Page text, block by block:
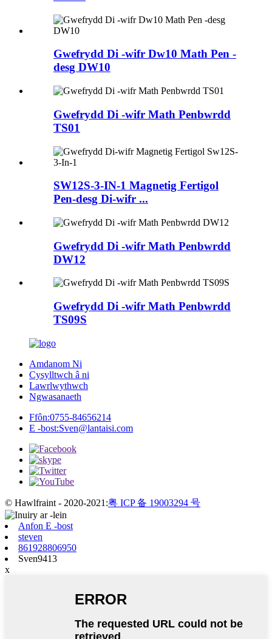
Gwefrydd Di -wifr Dw10 Math Pen -
desg DW10
Gwefrydd Di -wifr Math Penbwrdd
TS01
SW12S-3-IN-1 Magnetig Fertigol
Pen-desg Di-wifr ...
Gwefrydd Di -wifr Math Penbwrdd
DW12
Gwefrydd Di -wifr Math Penbwrdd
TS09S
Amdanom Ni
Cysylltwch â ni
Lawrlwythwch
Ngwasanaeth
Ffôn:0755-84656214
E -bost:Sven@lantaisi.com
© Hawlfraint - 2020-2021:粤 ICP 备 19003294 号
Anfon E -bost
steven
861928806950
Sven9413
x